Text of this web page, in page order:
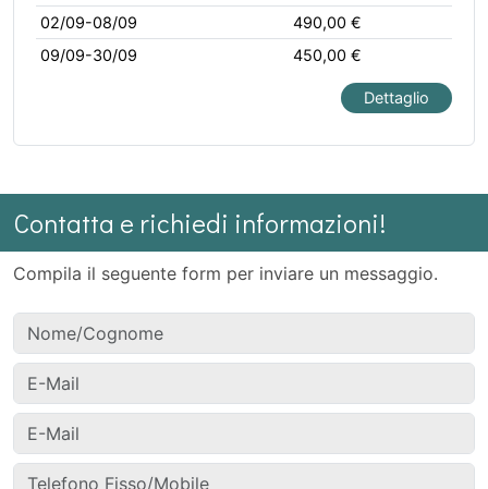
02/09-08/09
490,00 €
09/09-30/09
450,00 €
Dettaglio
Contatta e richiedi informazioni!
Compila il seguente form per inviare un messaggio.